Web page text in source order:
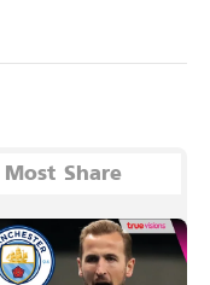
Most Share